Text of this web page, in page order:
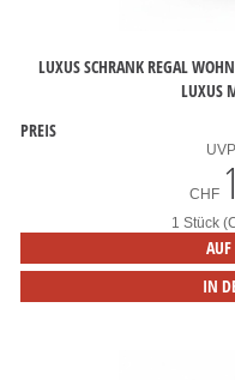
LUXUS SCHRANK REGAL
LUXUS
PREIS
CHF
1 Stück
IN